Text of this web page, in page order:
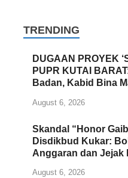
TRENDING
DUGAAN PROYEK
PUPR KUTAI
Badan, Kabid Bina
August 6, 2026
Skandal “Honor
Disdikbud Kukar:
Anggaran dan Jejak
August 6, 2026